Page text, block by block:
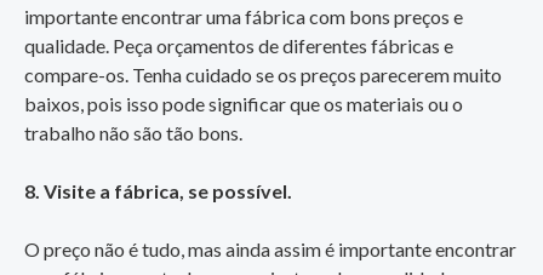
importante encontrar uma fábrica com bons preços e
qualidade. Peça orçamentos de diferentes fábricas e
compare-os. Tenha cuidado se os preços parecerem muito
baixos, pois isso pode significar que os materiais ou o
trabalho não são tão bons.
8. Visite a fábrica, se possível.
O preço não é tudo, mas ainda assim é importante encontrar